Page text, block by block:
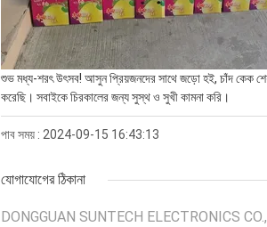
শুভ মধ্য-শরৎ উৎসব! আসুন প্রিয়জনদের সাথে জড়ো হই, চাঁদ কেক
করেছি। সবাইকে চিরকালের জন্য সুস্থ ও সুখী কামনা করি।
পাব সময় : 2024-09-15 16:43:13
যোগাযোগের ঠিকানা
DONGGUAN SUNTECH ELECTRONICS